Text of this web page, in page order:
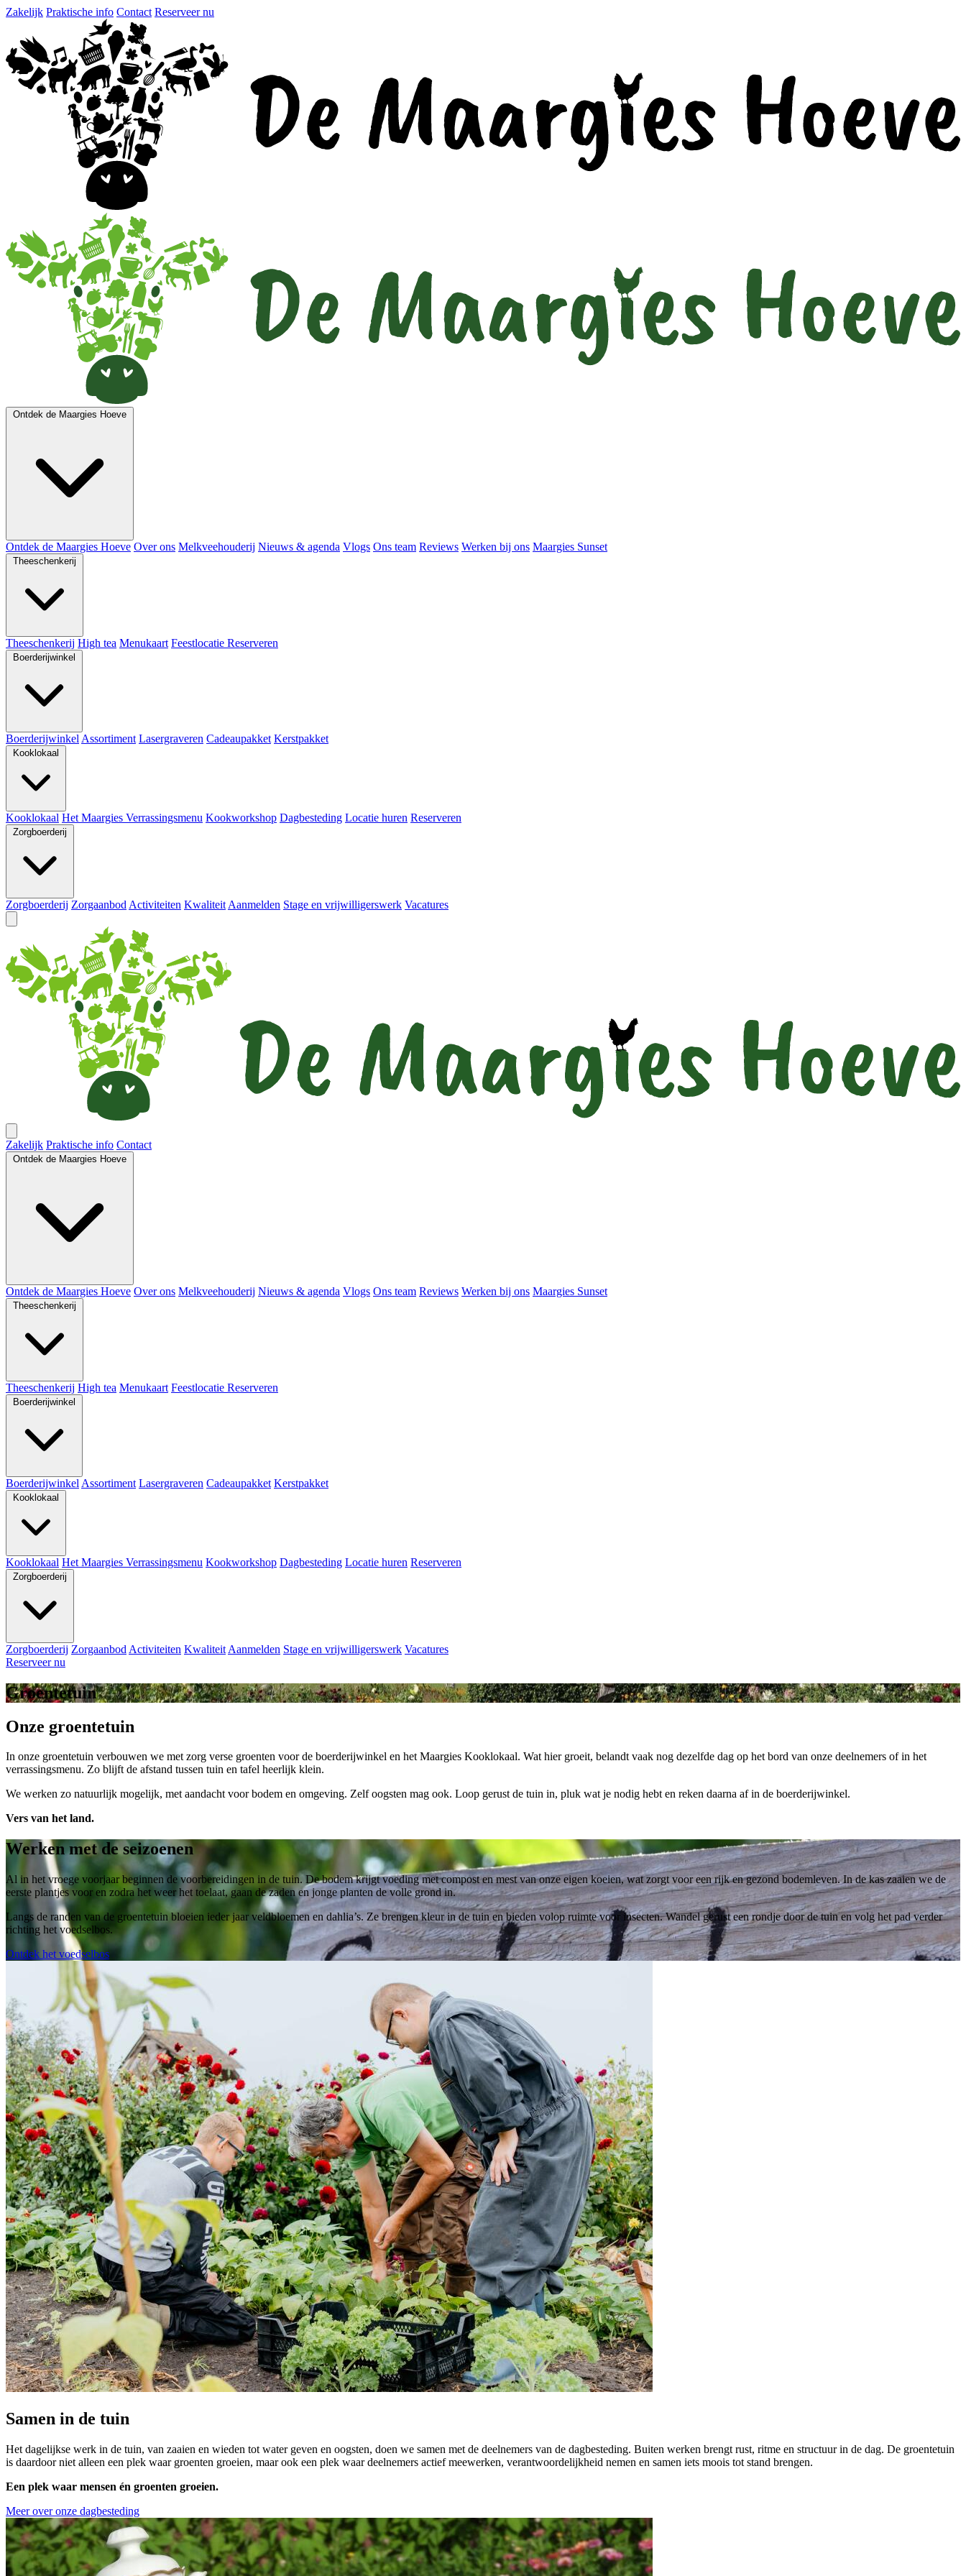
Zakelijk Praktische info Contact Reserveer nu
Ontdek de Maargies Hoeve
Ontdek de Maargies Hoeve Over ons Melkveehouderij Nieuws & agenda Vlogs Ons team Reviews Werken bij ons Maargies Sunset
Theeschenkerij
Theeschenkerij High tea Menukaart Feestlocatie Reserveren
Boerderijwinkel
Boerderijwinkel Assortiment Lasergraveren Cadeaupakket Kerstpakket
Kooklokaal
Kooklokaal Het Maargies Verrassingsmenu Kookworkshop Dagbesteding Locatie huren Reserveren
Zorgboerderij
Zorgboerderij Zorgaanbod Activiteiten Kwaliteit Aanmelden Stage en vrijwilligerswerk Vacatures
Zakelijk Praktische info Contact
Ontdek de Maargies Hoeve
Ontdek de Maargies Hoeve Over ons Melkveehouderij Nieuws & agenda Vlogs Ons team Reviews Werken bij ons Maargies Sunset
Theeschenkerij
Theeschenkerij High tea Menukaart Feestlocatie Reserveren
Boerderijwinkel
Boerderijwinkel Assortiment Lasergraveren Cadeaupakket Kerstpakket
Kooklokaal
Kooklokaal Het Maargies Verrassingsmenu Kookworkshop Dagbesteding Locatie huren Reserveren
Zorgboerderij
Zorgboerderij Zorgaanbod Activiteiten Kwaliteit Aanmelden Stage en vrijwilligerswerk Vacatures
Reserveer nu
Groentetuin
Onze groentetuin
In onze groentetuin verbouwen we met zorg verse groenten voor de boerderijwinkel en het Maargies Kooklokaal. Wat hier groeit, belandt vaak nog dezelfde dag op het bord van onze deelnemers of in het
verrassingsmenu. Zo blijft de afstand tussen tuin en tafel heerlijk klein.
We werken zo natuurlijk mogelijk, met aandacht voor bodem en omgeving. Zelf oogsten mag ook. Loop gerust de tuin in, pluk wat je nodig hebt en reken daarna af in de boerderijwinkel.
Vers van het land.
Werken met de seizoenen
Al in het vroege voorjaar beginnen de voorbereidingen in de tuin. De bodem krijgt voeding met compost en mest van onze eigen koeien, wat zorgt voor een rijk en gezond bodemleven. In de kas zaaien we de
eerste plantjes voor en zodra het weer het toelaat, gaan de zaden en jonge planten de volle grond in.
Langs de randen van de groentetuin bloeien ieder jaar veldbloemen en dahlia’s. Ze brengen kleur in de tuin en bieden volop ruimte voor insecten. Wandel gerust een rondje door de tuin en volg het pad verder
richting het voedselbos.
Ontdek het voedselbos
Samen in de tuin
Het dagelijkse werk in de tuin, van zaaien en wieden tot water geven en oogsten, doen we samen met de deelnemers van de dagbesteding. Buiten werken brengt rust, ritme en structuur in de dag. De groentetuin
is daardoor niet alleen een plek waar groenten groeien, maar ook een plek waar deelnemers actief meewerken, verantwoordelijkheid nemen en samen iets moois tot stand brengen.
Een plek waar mensen én groenten groeien.
Meer over onze dagbesteding